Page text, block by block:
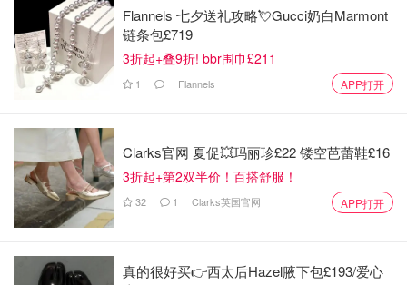
希思罗、海耶斯和费尔瑟姆的消防员已赶赴现场扑救。紧急
服务部门表示接到8个报警电话，第一个电话在9点03分打
入。
四辆消防车和约25名消防员紧急赶往这座多层停车场灭火。
从J4路口关闭。
M4高速支线、希斯罗南行隧道关闭，机场巴士被迫改道
建议前往希思罗机场的旅客改道使用M4高速J3出口或M25
Flannels 七夕送礼攻略💘Gucci奶白Marmont
链条包£719
3折起+叠9折! bbr围巾£211
1 Flannels APP打开
Clarks官网 夏促💥玛丽珍£22 镂空芭蕾鞋£16
3折起+第2双半价！百搭舒服！
32 1 Clarks英国官网 APP打开
真的很好买👉西太后Hazel腋下包£193/爱心